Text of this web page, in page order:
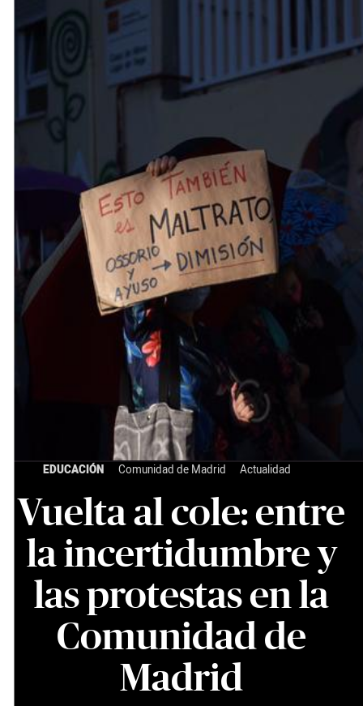
EDUCACIÓN Comunidad de Madrid Actualidad
Vuelta al cole: entre
la incertidumbre y
las protestas en la
Comunidad de
Madrid